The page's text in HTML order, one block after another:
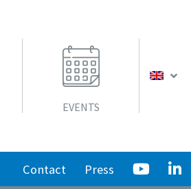
EVENTS
Contact Press